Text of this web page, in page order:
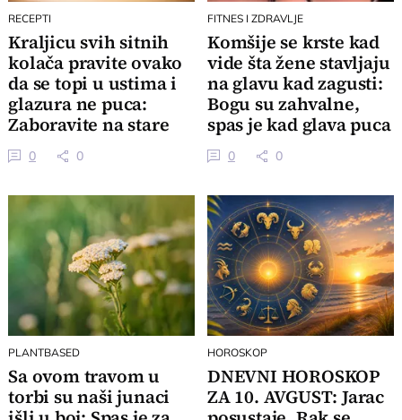
RECEPTI
Kraljicu svih sitnih
kolača pravite ovako
da se topi u ustima i
glazura ne puca:
Zaboravite na stare
recepte
0 0
FITNES I ZDRAVLJE
Komšije se krste kad
vide šta žene stavljaju
na glavu kad zagusti:
Bogu su zahvalne,
spas je kad glava puca
0 0
PLANTBASED
Sa ovom travom u
torbi su naši junaci
HOROSKOP
DNEVNI HOROSKOP
ZA 10. AVGUST: Jarac